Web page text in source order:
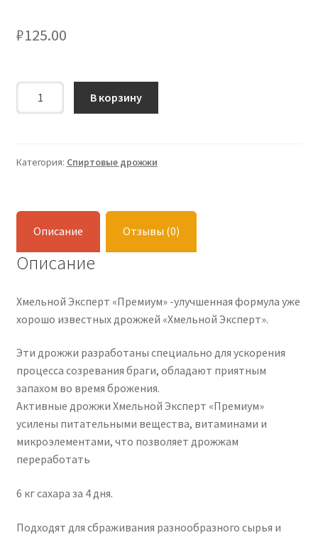
₽125.00
В корзину
Категория: Спиртовые дрожжи
Описание Отзывы (0)
Описание
Хмельной Эксперт «Премиум» -улучшенная формула уже
хорошо известных дрожжей «Хмельной Эксперт».
Эти дрожжи разработаны специально для ускорения
процесса созревания браги, обладают приятным
запахом во время брожения.
Активные дрожжи Хмельной Эксперт «Премиум»
усилены питательными вещества, витаминами и
микроэлементами, что позволяет дрожжам
переработать
6 кг сахара за 4 дня.
Подходят для сбраживания разнообразного сырья и